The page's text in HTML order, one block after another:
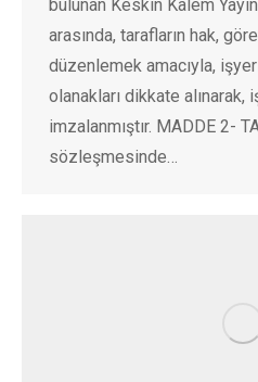
bulunan Keskin Kalem
arasında, tarafların hak,
düzenlemek amacıyla,
olanakları dikkate alınarak,
imzalanmıştır. MADDE 2-
sözleşmesinde…